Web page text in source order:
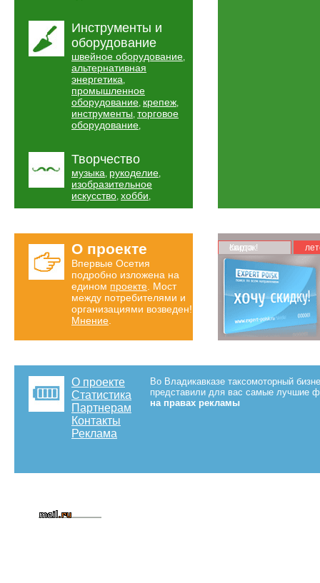
Инструменты и
оборудование
швейное оборудование,
альтернативная
энергетика,
промышленное
оборудование, крепеж,
инструменты, торговое
оборудование,
Творчество
музыка, рукоделие,
изобразительное
искусство, хобби,
О проекте
Впервые Осетия
подробно изложена на
едином проекте . Мост
между потребителями и
организациями возведен!
Мнение
Карта скидок!
О проекте
Статистика
Партнерам
Контакты
Реклама
Во Владикавказе таксомоторный
представили для вас самые лучшие
на правах рекламы